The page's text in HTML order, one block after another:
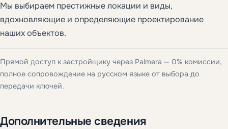
Мы выбираем престижные локации и виды,
вдохновляющие и определяющие проектирование
наших объектов.
Прямой доступ к застройщику через Palmera — 0% комиссии,
полное сопровождение на русском языке от выбора до
передачи ключей.
Дополнительные сведения